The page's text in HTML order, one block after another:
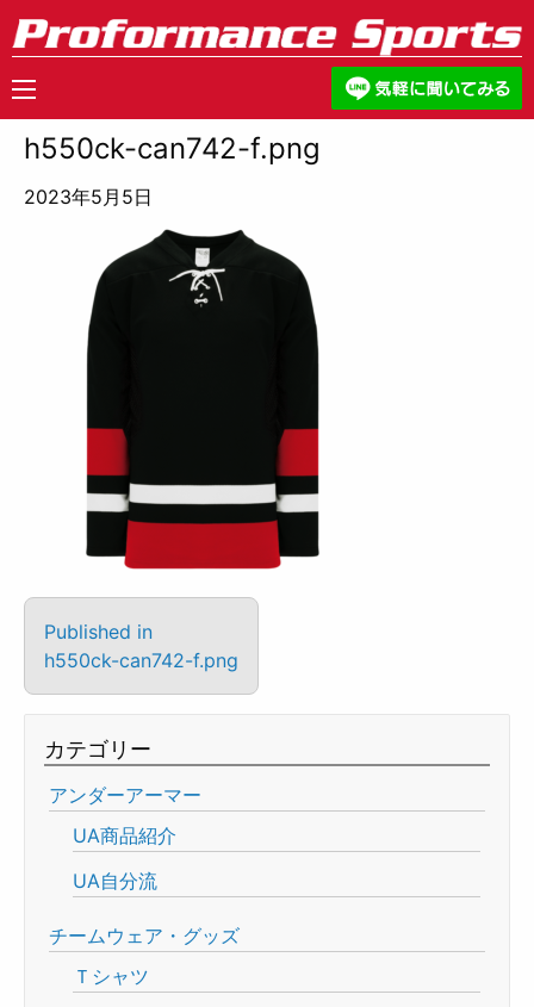
h550ck-can742-f.png
2023年5月5日
Published in
h550ck-can742-f.png
カテゴリー
アンダーアーマー
UA商品紹介
UA自分流
チームウェア・グッズ
Ｔシャツ